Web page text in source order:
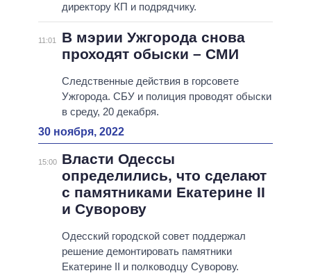
директору КП и подрядчику.
11:01
В мэрии Ужгорода снова
проходят обыски – СМИ
Следственные действия в горсовете
Ужгорода. СБУ и полиция проводят обыски
в среду, 20 декабря.
30 ноября, 2022
15:00
Власти Одессы
определились, что сделают
с памятниками Екатерине II
и Суворову
Одесский городской совет поддержал
решение демонтировать памятники
Екатерине II и полководцу Суворову.